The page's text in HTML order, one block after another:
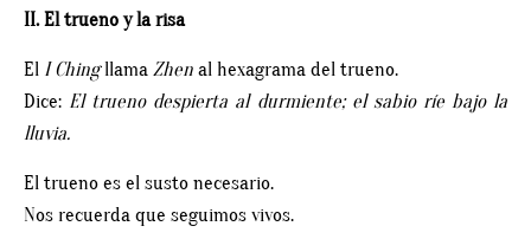
II. El trueno y la risa
El I Chingllama Zhen al hexagrama del trueno.
Dice: El trueno despierta al durmiente; el sabio ríe bajo la
lluvia.
El trueno es el susto necesario.
Nos recuerda que seguimos vivos.